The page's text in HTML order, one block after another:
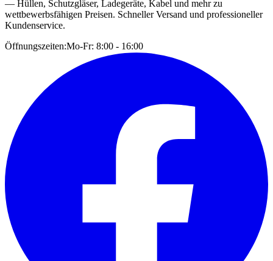
— Hüllen, Schutzgläser, Ladegeräte, Kabel und mehr zu
wettbewerbsfähigen Preisen. Schneller Versand und professioneller
Kundenservice.
Öffnungszeiten:Mo-Fr: 8:00 - 16:00